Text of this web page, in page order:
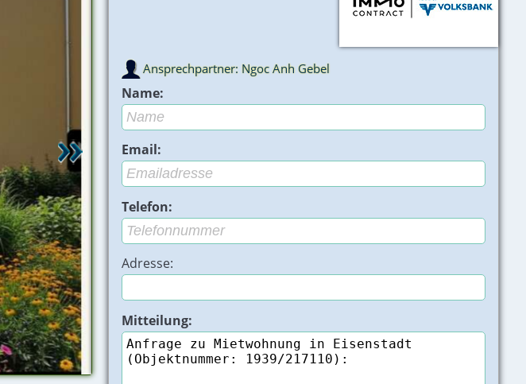
Mietwohnung Eisenstadt - Bild 2 von 13
Ansprechpartner: Ngoc Anh Gebel
Name:
Email:
Telefon:
Adresse:
Mitteilung: